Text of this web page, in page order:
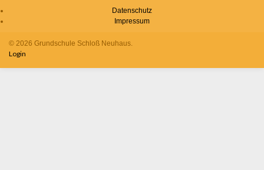
Datenschutz
Impressum
© 2026 Grundschule Schloß Neuhaus.
Login